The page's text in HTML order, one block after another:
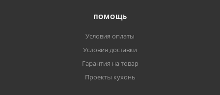
ПОМОЩЬ
Условия оплаты
Условия доставки
Гарантия на товар
Проекты кухонь